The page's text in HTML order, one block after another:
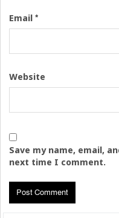
Email *
Website
Save my name, email,
next time I comment.